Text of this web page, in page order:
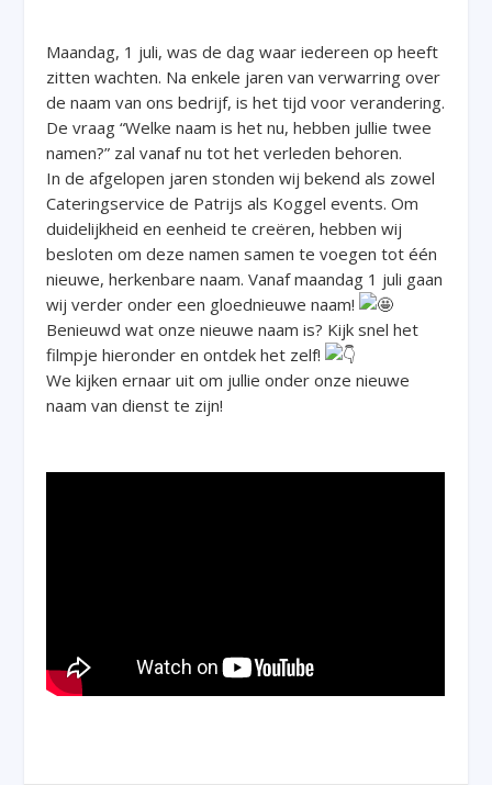
Maandag, 1 juli, was de dag waar iedereen op heeft
zitten wachten. Na enkele jaren van verwarring over
de naam van ons bedrijf, is het tijd voor verandering.
De vraag “Welke naam is het nu, hebben jullie twee
namen?” zal vanaf nu tot het verleden behoren.
In de afgelopen jaren stonden wij bekend als zowel
Cateringservice de Patrijs als Koggel events. Om
duidelijkheid en eenheid te creëren, hebben wij
besloten om deze namen samen te voegen tot één
nieuwe, herkenbare naam. Vanaf maandag 1 juli gaan
wij verder onder een gloednieuwe naam!
Benieuwd wat onze nieuwe naam is? Kijk snel het
filmpje hieronder en ontdek het zelf!
We kijken ernaar uit om jullie onder onze nieuwe
naam van dienst te zijn!